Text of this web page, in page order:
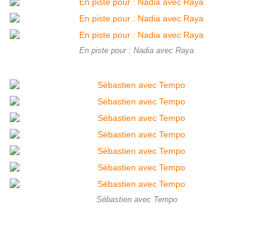
En piste pour : Nadia avec Raya
Sébastien avec Tempo